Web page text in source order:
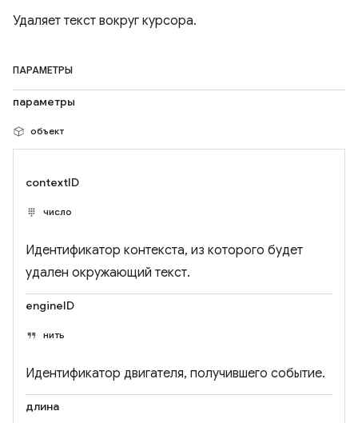
Удаляет текст вокруг курсора.
ПАРАМЕТРЫ
параметры
объект
contextID
число
Идентификатор контекста, из которого будет
удален окружающий текст.
engineID
нить
Идентификатор двигателя, получившего событие.
длина